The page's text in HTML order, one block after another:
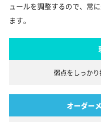
ュールを調整するので、常
ます。
弱点をしっか
オーダー